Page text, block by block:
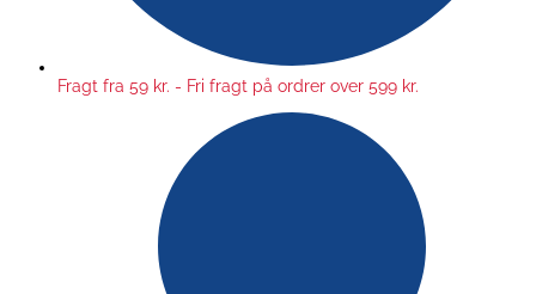
Fragt fra 59 kr. - Fri fragt på ordrer over 599 kr.